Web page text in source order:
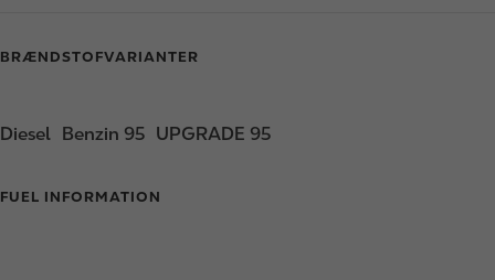
BRÆNDSTOFVARIANTER
Diesel Benzin 95 UPGRADE 95
FUEL INFORMATION